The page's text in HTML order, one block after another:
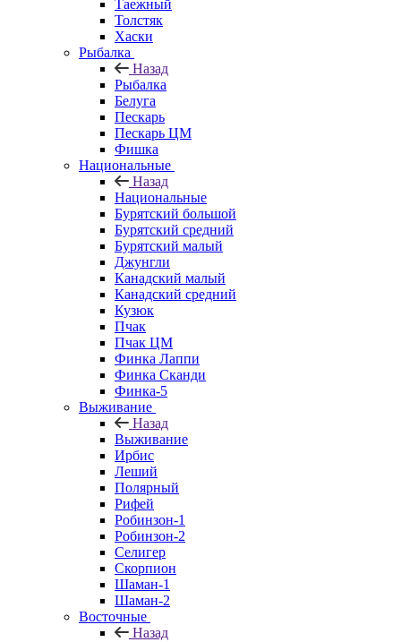
Таежный
Толстяк
Хаски
Рыбалка
Назад
Рыбалка
Белуга
Пескарь
Пескарь ЦМ
Фишка
Национальные
Назад
Национальные
Бурятский большой
Бурятский средний
Бурятский малый
Джунгли
Канадский малый
Канадский средний
Кузюк
Пчак
Пчак ЦМ
Финка Лаппи
Финка Сканди
Финка-5
Выживание
Назад
Выживание
Ирбис
Леший
Полярный
Рифей
Робинзон-1
Робинзон-2
Селигер
Скорпион
Шаман-1
Шаман-2
Восточные
Назад